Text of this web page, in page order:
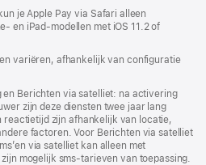
je Apple Pay via Safari alleen
en iPad-modellen met iOS 11.2 of
variëren, afhankelijk van configuratie
en Berichten via satelliet: na activering
zijn deze diensten twee jaar lang
reactie­tijd zijn afhankelijk van locatie,
factoren. Voor Berichten via satelliet
via satelliet kan alleen met
mogelijk sms-tarieven van toepassing.